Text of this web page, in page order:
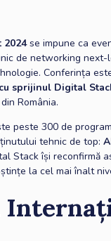
2024se impune ca
de networking
Conferința
sprijinul Digital
România.
peste 300 de
tehnic de top:
Stack își reconfirmă
la cel mai înalt